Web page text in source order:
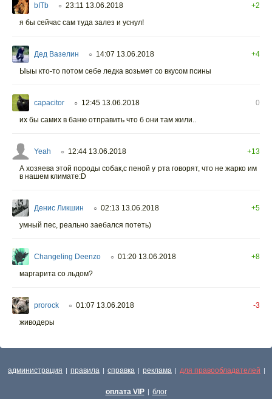
bITb ○ 23:11 13.06.2018
+2
я бы сейчас сам туда залез и уснул!
Дед Вазелин ○ 14:07 13.06.2018
+4
Ыыы кто-то потом себе ледка возьмет со вкусом псины
capacitor ○ 12:45 13.06.2018
0
их бы самих в баню отправить что б они там жили..
Yeah ○ 12:44 13.06.2018
+13
А хозяева этой породы собак,с пеной у рта говорят, что не жарко им
в нашем климате:D
Денис Ликшин ○ 02:13 13.06.2018
+5
умный пес, реально заебался потеть)
Changeling Deenzo ○ 01:20 13.06.2018
+8
маргарита со льдом?
prorock ○ 01:07 13.06.2018
-3
живодеры
администрация | правила | справка | реклама | для правообладателей |
оплата VIP | блог